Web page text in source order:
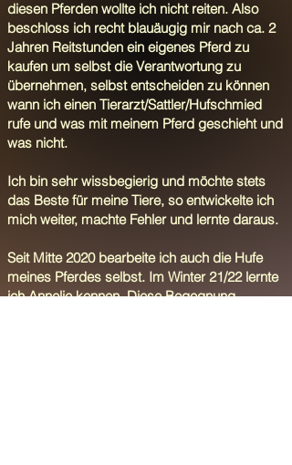
diesen Pferden wollte ich nicht reiten. Also
beschloss ich recht blauäugig mir nach ca. 2
Jahren Reitstunden ein eigenes Pferd zu
kaufen um selbst die Verantwortung zu
übernehmen, selbst entscheiden zu können
wann ich einen Tierarzt/Sattler/Hufschmied
rufe und was mit meinem Pferd geschieht und
was nicht.
Ich bin sehr wissbegierig und möchte stets
das Beste für meine Tiere, so entwickelte ich
mich weiter, machte Fehler und lernte daraus.
Seit Mitte 2020 bearbeite ich auch die Hufe
meines Pferdes selbst. Im Winter 21/22 lernte
ich Annelie kennen. Diese Begegnung